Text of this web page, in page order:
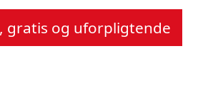
gratis og uforpligtende